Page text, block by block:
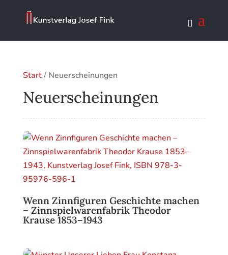
Start/ Neuerscheinungen
Neuerscheinungen
Wenn Zinnfiguren Geschichte machen
– Zinnspielwarenfabrik Theodor
Krause 1853–1943